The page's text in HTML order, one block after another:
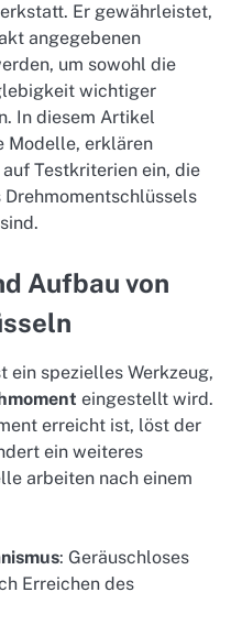
Er gewährleistet,
angegebenen
um sowohl die
wichtiger
In diesem Artikel
Modelle, erklären
Testkriterien ein, die
Drehmomentschlüssels
Aufbau von
ein spezielles Werkzeug,
eingestellt wird.
erreicht ist, löst der
ein weiteres
arbeiten nach einem
: Geräuschloses
Erreichen des